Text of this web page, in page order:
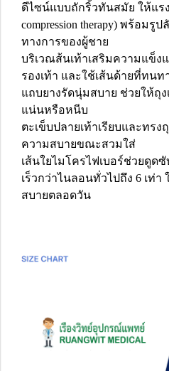
ดีไซน์แบบถักริ้วทันสมัย ให้แร
compression therapy) พร้อมรู
ทางการของผู้ชาย
บริเวณส้นเท้าเสริมความแข็ง
รองเท้า และใช้เส้นด้ายที่ทน
แถบยางรัดนุ่มสบาย ช่วยให้ถุ
แน่นหรือหนีบ
ตะเข็บปลายเท้าเรียบและทรง
ความสบายขณะสวมใส่
เส้นใยไมโครไฟเบอร์ช่วยดูด
เร็วกว่าไนลอนทั่วไปถึง 6 เท่
สบายตลอดวัน